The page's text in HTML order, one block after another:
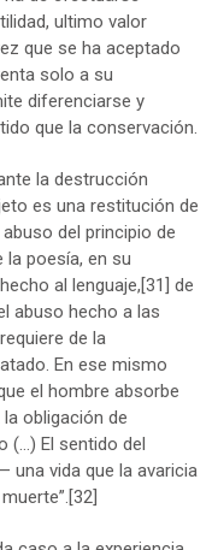
ultimo valor
que se ha aceptado
solo a su
diferenciarse y
que la conservación.
la destrucción
es una restitución de
del principio de
la poesía, en su
al lenguaje,[31] de
abuso hecho a las
de la
En ese mismo
el hombre absorbe
obligación de
(…) El sentido del
una vida que la avaricia
[32]